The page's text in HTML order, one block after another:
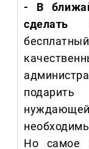
- В
сделать
Но самое